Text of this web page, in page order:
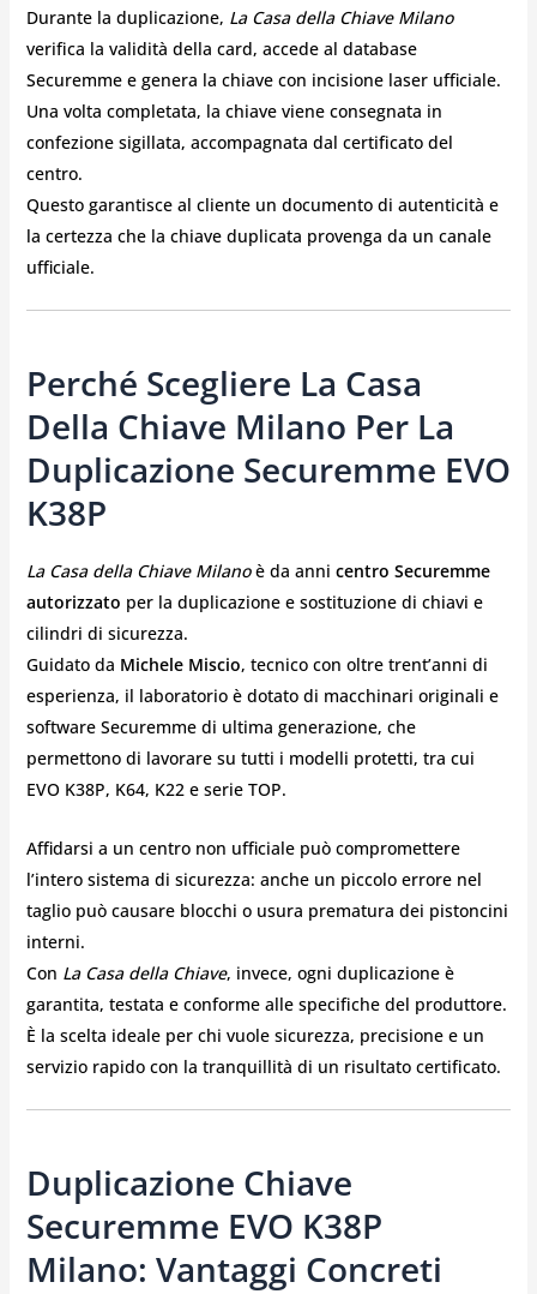
Durante la duplicazione, La Casa della Chiave Milano
verifica la validità della card, accede al database
Securemme e genera la chiave con incisione laser ufficiale.
Una volta completata, la chiave viene consegnata in
confezione sigillata, accompagnata dal certificato del
centro.
Questo garantisce al cliente un documento di autenticità e
la certezza che la chiave duplicata provenga da un canale
ufficiale.
Perché Scegliere La Casa
Della Chiave Milano Per La
Duplicazione Securemme EVO
K38P
La Casa della Chiave Milanoè da anni centro Securemme
autorizzato per la duplicazione e sostituzione di chiavi e
cilindri di sicurezza.
Guidato da Michele Miscio, tecnico con oltre trent’anni di
esperienza, il laboratorio è dotato di macchinari originali e
software Securemme di ultima generazione, che
permettono di lavorare su tutti i modelli protetti, tra cui
EVO K38P, K64, K22 e serie TOP.
Affidarsi a un centro non ufficiale può compromettere
l’intero sistema di sicurezza: anche un piccolo errore nel
taglio può causare blocchi o usura prematura dei pistoncini
interni.
Con La Casa della Chiave, invece, ogni duplicazione è
garantita, testata e conforme alle specifiche del produttore.
È la scelta ideale per chi vuole sicurezza, precisione e un
servizio rapido con la tranquillità di un risultato certificato.
Duplicazione Chiave
Securemme EVO K38P
Milano: Vantaggi Concreti